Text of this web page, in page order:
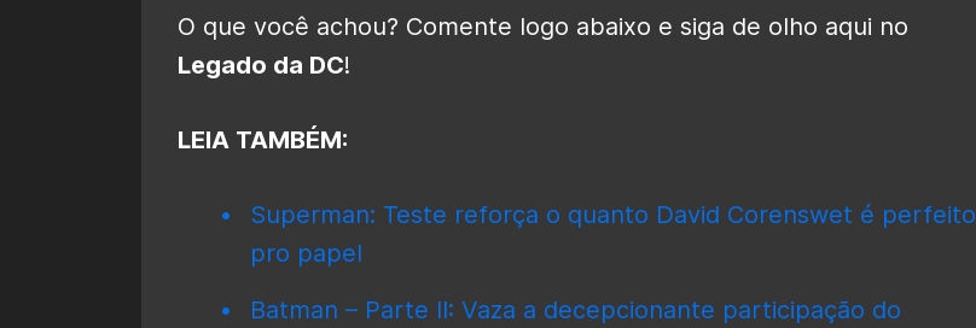
O que você achou? Comente logo abaixo e siga de olho aqui no
Legado da DC!
LEIA TAMBÉM:
Superman: Teste reforça o quanto David Corenswet é perfeito
pro papel
Batman – Parte II: Vaza a decepcionante participação do